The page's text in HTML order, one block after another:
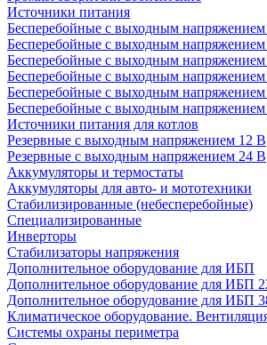
Источники питания
Бесперебойные с выходным
Бесперебойные с выходным
Бесперебойные с выходным
Бесперебойные с выходным
Бесперебойные с выходным
Бесперебойные с выходным
Источники питания для котлов
Резервные с выходным напряжением 12 В
Резервные с выходным напряжением 24 В
Аккумуляторы и термостаты
Аккумуляторы для авто- и мототехники
Стабилизированные (небесперебойные)
Специализированные
Инверторы
Стабилизаторы напряжения
Дополнительное оборудование для ИБП
Дополнительное оборудование для ИБП
Дополнительное оборудование для ИБП
Климатическое оборудование.
Системы охраны периметра